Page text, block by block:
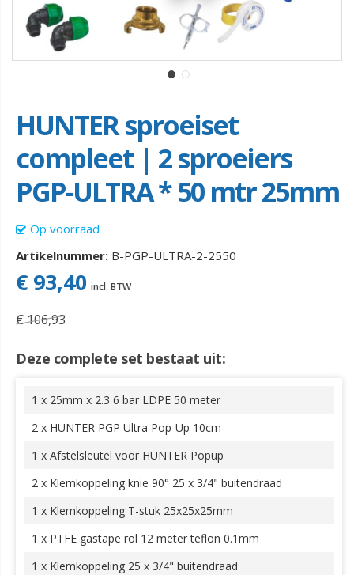
HUNTER sproeiset
compleet | 2 sproeiers
PGP-ULTRA * 50 mtr 25mm
Op voorraad
Artikelnummer: B-PGP-ULTRA-2-2550
€ 93,40
€ 106,93
Deze complete set bestaat uit:
1 x 25mm x 2.3 6 bar LDPE 50 meter
2 x HUNTER PGP Ultra Pop-Up 10cm
1 x Afstelsleutel voor HUNTER Popup
2 x Klemkoppeling knie 90° 25 x 3/4" buitendraad
1 x Klemkoppeling T-stuk 25x25x25mm
1 x PTFE gastape rol 12 meter teflon 0.1mm
1 x Klemkoppeling 25 x 3/4" buitendraad